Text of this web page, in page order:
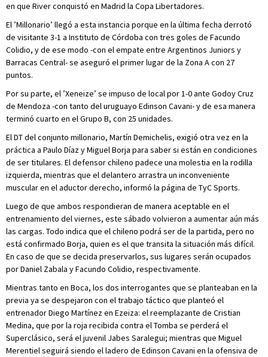
en que River conquistó en Madrid la Copa Libertadores.
El ’Millonario’ llegó a esta instancia porque en la última fecha derrotó
de visitante 3-1 a Instituto de Córdoba con tres goles de Facundo
Colidio, y de ese modo -con el empate entre Argentinos Juniors y
Barracas Central- se aseguró el primer lugar de la Zona A con 27
puntos.
Por su parte, el ’Xeneize’ se impuso de local por 1-0 ante Godoy Cruz
de Mendoza -con tanto del uruguayo Edinson Cavani- y de esa manera
terminó cuarto en el Grupo B, con 25 unidades.
El DT del conjunto millonario, Martín Demichelis, exigió otra vez en la
práctica a Paulo Díaz y Miguel Borja para saber si están en condiciones
de ser titulares. El defensor chileno padece una molestia en la rodilla
izquierda, mientras que el delantero arrastra un inconveniente
muscular en el aductor derecho, informó la página de TyC Sports.
Luego de que ambos respondieran de manera aceptable en el
entrenamiento del viernes, este sábado volvieron a aumentar aún más
las cargas. Todo indica que el chileno podrá ser de la partida, pero no
está confirmado Borja, quien es el que transita la situación más difícil.
En caso de que se decida preservarlos, sus lugares serán ocupados
por Daniel Zabala y Facundo Colidio, respectivamente.
Mientras tanto en Boca, los dos interrogantes que se planteaban en la
previa ya se despejaron con el trabajo táctico que planteó el
entrenador Diego Martínez en Ezeiza: el reemplazante de Cristian
Medina, que por la roja recibida contra el Tomba se perderá el
Superclásico, será el juvenil Jabes Saralegui; mientras que Miguel
Merentiel seguirá siendo el ladero de Edinson Cavani en la ofensiva de